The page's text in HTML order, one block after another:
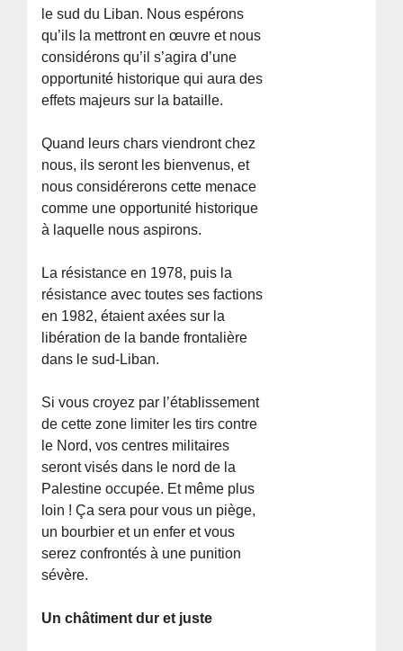
le sud du Liban. Nous espérons
qu’ils la mettront en œuvre et nous
considérons qu’il s’agira d’une
opportunité historique qui aura des
effets majeurs sur la bataille.
Quand leurs chars viendront chez
nous, ils seront les bienvenus, et
nous considérerons cette menace
comme une opportunité historique
à laquelle nous aspirons.
La résistance en 1978, puis la
résistance avec toutes ses factions
en 1982, étaient axées sur la
libération de la bande frontalière
dans le sud-Liban.
Si vous croyez par l’établissement
de cette zone limiter les tirs contre
le Nord, vos centres militaires
seront visés dans le nord de la
Palestine occupée. Et même plus
loin ! Ça sera pour vous un piège,
un bourbier et un enfer et vous
serez confrontés à une punition
sévère.
Un châtiment dur et juste